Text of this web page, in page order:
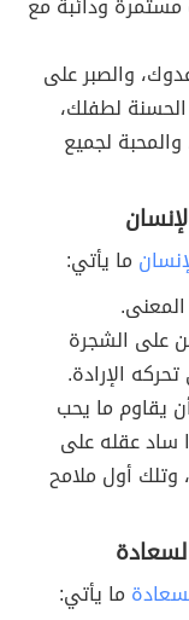
والصبر على
لطفلك،
لجميع
ما يأتي:
على الشجرة
الإرادة.
يقاوم ما يحب
ساد عقله على
وتلك أول ملامح
ما يأتي: